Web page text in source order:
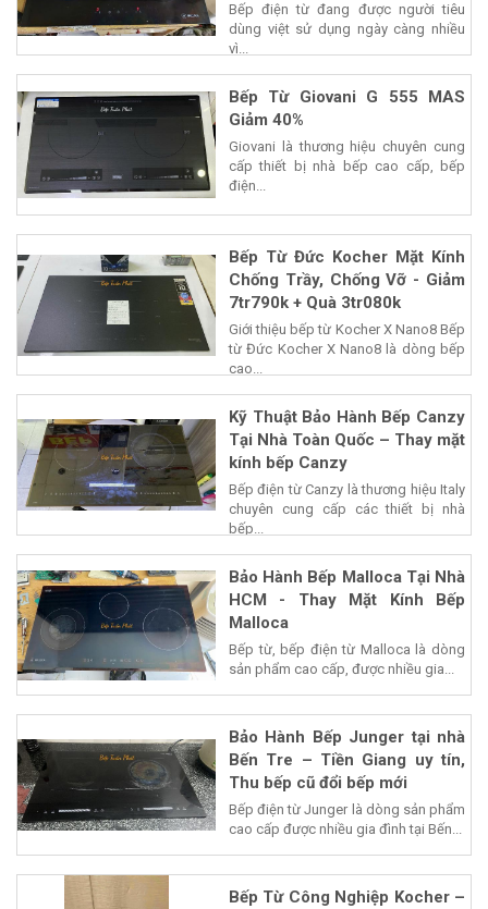
Bếp điện từ đang được người tiêu
dùng việt sử dụng ngày càng nhiều
vì...
Bếp Từ Giovani G 555 MAS
Giảm 40%
Giovani là thương hiệu chuyên cung
cấp thiết bị nhà bếp cao cấp, bếp
điện...
Bếp Từ Đức Kocher Mặt Kính
Chống Trầy, Chống Vỡ - Giảm
7tr790k + Quà 3tr080k
Giới thiệu bếp từ Kocher X Nano8 Bếp
từ Đức Kocher X Nano8 là dòng bếp
cao...
Kỹ Thuật Bảo Hành Bếp Canzy
Tại Nhà Toàn Quốc – Thay mặt
kính bếp Canzy
Bếp điện từ Canzy là thương hiệu Italy
chuyên cung cấp các thiết bị nhà
bếp...
Bảo Hành Bếp Malloca Tại Nhà
HCM - Thay Mặt Kính Bếp
Malloca
Bếp từ, bếp điện từ Malloca là dòng
sản phẩm cao cấp, được nhiều gia...
Bảo Hành Bếp Junger tại nhà
Bến Tre – Tiền Giang uy tín,
Thu bếp cũ đổi bếp mới
Bếp điện từ Junger là dòng sản phẩm
cao cấp được nhiều gia đình tại Bến...
Bếp Từ Công Nghiệp Kocher –